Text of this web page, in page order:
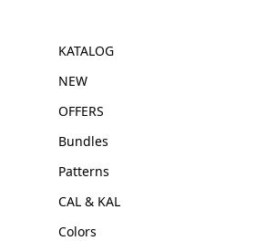
KATALOG
NEW
OFFERS
Bundles
Patterns
CAL & KAL
Colors